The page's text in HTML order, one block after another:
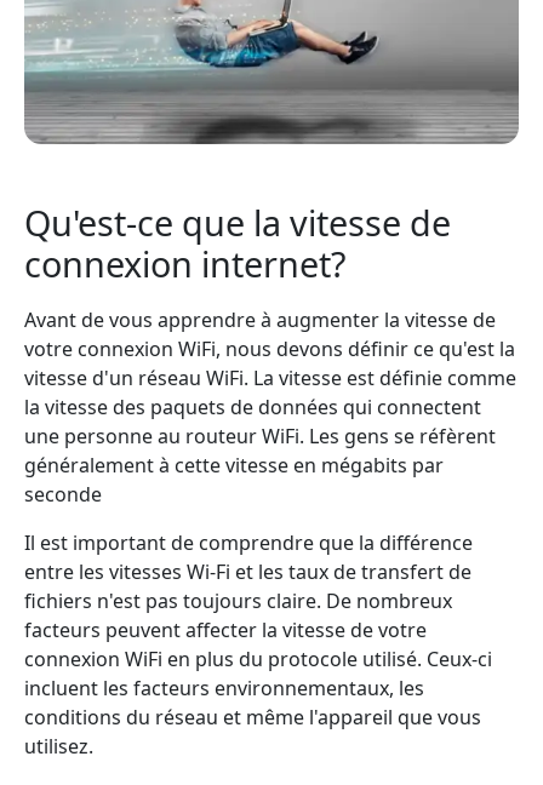
Qu'est-ce que la vitesse de
connexion internet?
Avant de vous apprendre à augmenter la vitesse de
votre connexion WiFi, nous devons définir ce qu'est la
vitesse d'un réseau WiFi. La vitesse est définie comme
la vitesse des paquets de données qui connectent
une personne au routeur WiFi. Les gens se réfèrent
généralement à cette vitesse en mégabits par
seconde
Il est important de comprendre que la différence
entre les vitesses Wi-Fi et les taux de transfert de
fichiers n'est pas toujours claire. De nombreux
facteurs peuvent affecter la vitesse de votre
connexion WiFi en plus du protocole utilisé. Ceux-ci
incluent les facteurs environnementaux, les
conditions du réseau et même l'appareil que vous
utilisez.